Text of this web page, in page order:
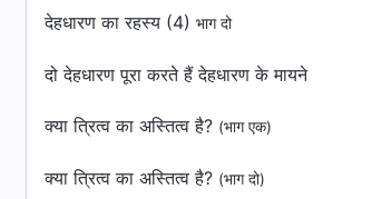
देहधारण का रहस्य (4) भाग दो
दो देहधारण पूरा करते हैं देहधारण के मायने
क्या त्रित्व का अस्तित्व है? (भाग एक)
क्या त्रित्व का अस्तित्व है? (भाग दो)